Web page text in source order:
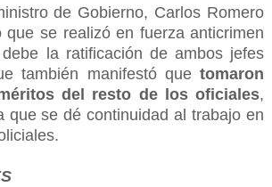
de Gobierno, Carlos Romero
que se realizó en fuerza anticrimen
la ratificación de ambos jefes
también manifestó quetomaron
del resto de los oficiales,
que se dé continuidad al trabajo en